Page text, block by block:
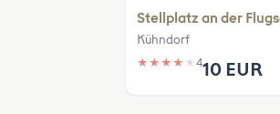
Stellplatz an der
Kühndorf
★ ★ ★ ★ ★ 410 EUR